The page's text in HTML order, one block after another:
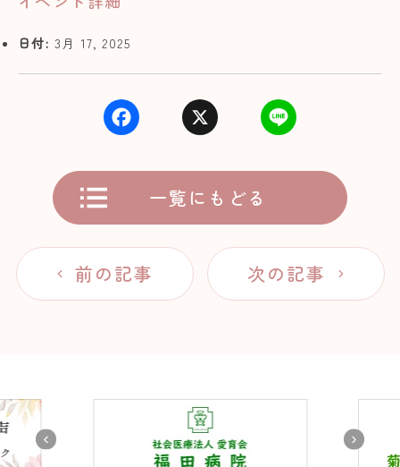
日付: 3月 17, 2025
c
e
b
o
o
k
n
一覧にもどる
前の記事 次の記事